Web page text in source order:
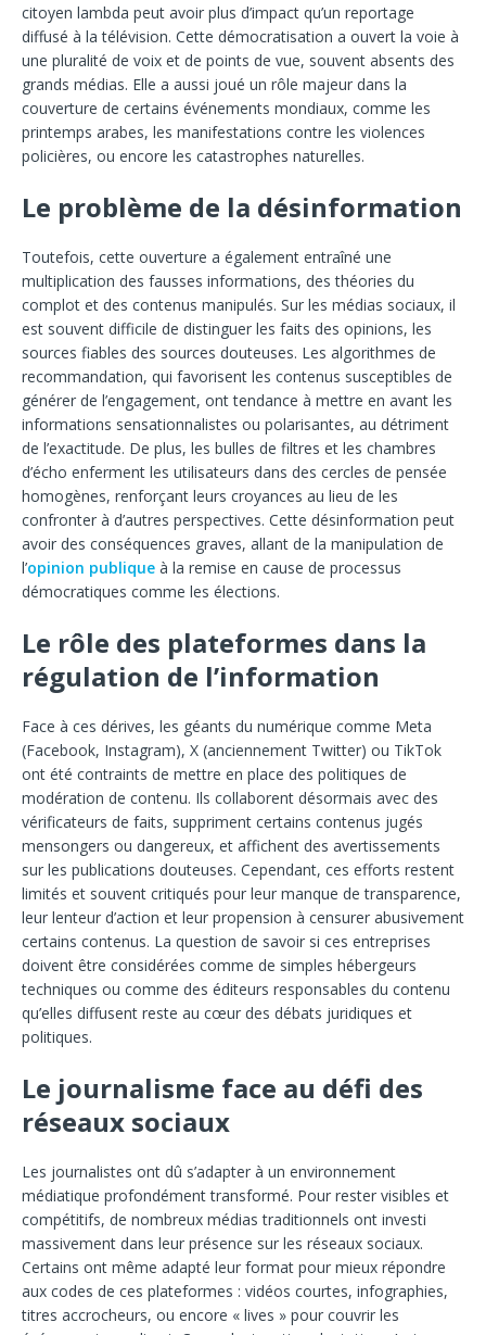
citoyen lambda peut avoir plus d’impact qu’un reportage
diffusé à la télévision. Cette démocratisation a ouvert la voie à
une pluralité de voix et de points de vue, souvent absents des
grands médias. Elle a aussi joué un rôle majeur dans la
couverture de certains événements mondiaux, comme les
printemps arabes, les manifestations contre les violences
policières, ou encore les catastrophes naturelles.
Le problème de la désinformation
Toutefois, cette ouverture a également entraîné une
multiplication des fausses informations, des théories du
complot et des contenus manipulés. Sur les médias sociaux, il
est souvent difficile de distinguer les faits des opinions, les
sources fiables des sources douteuses. Les algorithmes de
recommandation, qui favorisent les contenus susceptibles de
générer de l’engagement, ont tendance à mettre en avant les
informations sensationnalistes ou polarisantes, au détriment
de l’exactitude. De plus, les bulles de filtres et les chambres
d’écho enferment les utilisateurs dans des cercles de pensée
homogènes, renforçant leurs croyances au lieu de les
confronter à d’autres perspectives. Cette désinformation peut
avoir des conséquences graves, allant de la manipulation de
l’opinion publique à la remise en cause de processus
démocratiques comme les élections.
Le rôle des plateformes dans la
régulation de l’information
Face à ces dérives, les géants du numérique comme Meta
(Facebook, Instagram), X (anciennement Twitter) ou TikTok
ont été contraints de mettre en place des politiques de
modération de contenu. Ils collaborent désormais avec des
vérificateurs de faits, suppriment certains contenus jugés
mensongers ou dangereux, et affichent des avertissements
sur les publications douteuses. Cependant, ces efforts restent
limités et souvent critiqués pour leur manque de transparence,
leur lenteur d’action et leur propension à censurer abusivement
certains contenus. La question de savoir si ces entreprises
doivent être considérées comme de simples hébergeurs
techniques ou comme des éditeurs responsables du contenu
qu’elles diffusent reste au cœur des débats juridiques et
politiques.
Le journalisme face au défi des
réseaux sociaux
Les journalistes ont dû s’adapter à un environnement
médiatique profondément transformé. Pour rester visibles et
compétitifs, de nombreux médias traditionnels ont investi
massivement dans leur présence sur les réseaux sociaux.
Certains ont même adapté leur format pour mieux répondre
aux codes de ces plateformes : vidéos courtes, infographies,
titres accrocheurs, ou encore « lives » pour couvrir les